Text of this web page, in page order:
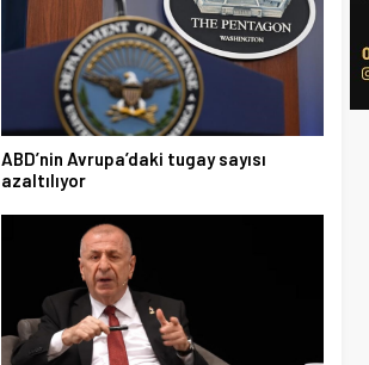
ABD’nin Avrupa’daki tugay sayısı
azaltılıyor